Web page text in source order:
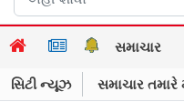
સમાચાર
સિટી ન્યૂઝ સમાચાર તમારે